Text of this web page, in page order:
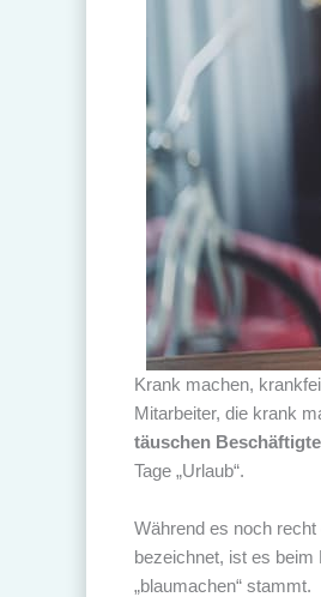
Krank machen,
Mitarbeiter, die krank
täuschen
Tage „Urlaub“.
Während es noch
bezeichnet, ist es
„blaumachen“ stammt.